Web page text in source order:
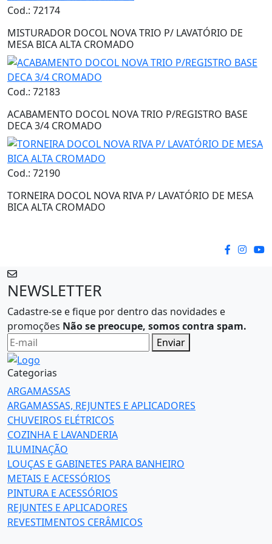
Cod.: 72174
MISTURADOR DOCOL NOVA TRIO P/ LAVATÓRIO DE
MESA BICA ALTA CROMADO
Cod.: 72183
ACABAMENTO DOCOL NOVA TRIO P/REGISTRO BASE
DECA 3/4 CROMADO
Cod.: 72190
TORNEIRA DOCOL NOVA RIVA P/ LAVATÓRIO DE MESA
BICA ALTA CROMADO
NEWSLETTER
Cadastre-se e fique por dentro das novidades e
promoções Não se preocupe, somos contra spam.
Enviar
Categorias
ARGAMASSAS
ARGAMASSAS, REJUNTES E APLICADORES
CHUVEIROS ELÉTRICOS
COZINHA E LAVANDERIA
ILUMINAÇÃO
LOUÇAS E GABINETES PARA BANHEIRO
METAIS E ACESSÓRIOS
PINTURA E ACESSÓRIOS
REJUNTES E APLICADORES
REVESTIMENTOS CERÂMICOS